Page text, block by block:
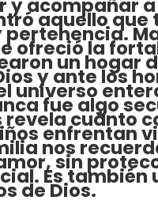
y acompañar
aquello
ofreció la
un hogar
y ante los
universo
fue algo
cuánto
enfrentan
nos
sin
Es
de Dios.